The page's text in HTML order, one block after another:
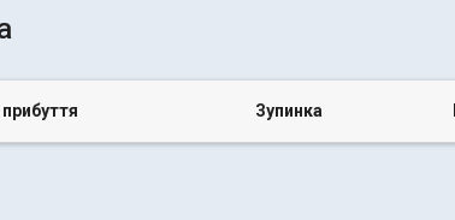
Зупинка